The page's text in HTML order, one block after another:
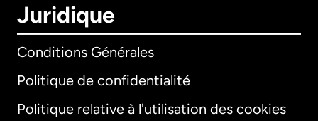
Juridique
Conditions Générales
Politique de confidentialité
Politique relative à l'utilisation des cookies